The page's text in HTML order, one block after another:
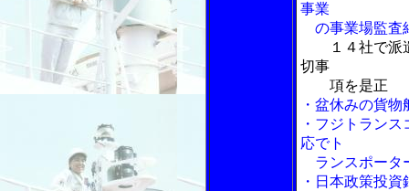
事業
の事業場監査
１４社で
切事
項を是正
・盆休みの貨
・フジトラン
応でト
ランスポータ
・日本政策投